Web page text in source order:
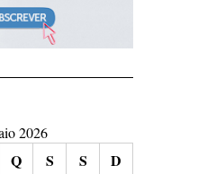
2026
Q S S D